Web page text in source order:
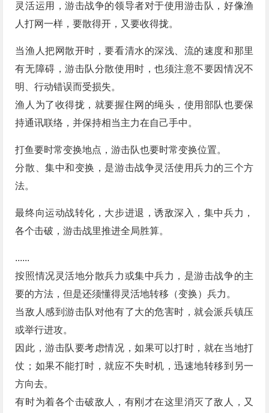
灵活运用，游击战争的领导者对于使用游击队，好像渔
人打网一样，要散得开，又要收得拢。
当渔人把网散开时，要看清水的深浅、流的速度和那里
有无障碍，游击队分散使用时，也须注意不要因情况不
明、行动错误而受损失。
渔人为了收得拢，就要握住网的绳头，使用部队也要保
持通讯联络，并保持相当主力在自己手中。
打鱼要时常变换地点，游击队也要时常变换位置。
分散、集中和变换，是游击战争灵活使用兵力的三个方
法。
最终向运动战转化，大步进退，诱敌深入，集中兵力，
各个击破，游击战里推进全局胜算。
......
按照情况灵活地分散兵力或集中兵力，是游击战争的主
要的方法，但是还须懂得灵活地转移（变换）兵力。
当敌人感到游击队对他有了大的危害时，就会派兵镇压
或举行进攻。
因此，游击队要考虑情况，如果可以打时，就在当地打
仗；如果不能打时，就应不失时机，迅速地转移到另一
方向去。
有时为着各个击破敌人，有刚才在这里消灭了敌人，又